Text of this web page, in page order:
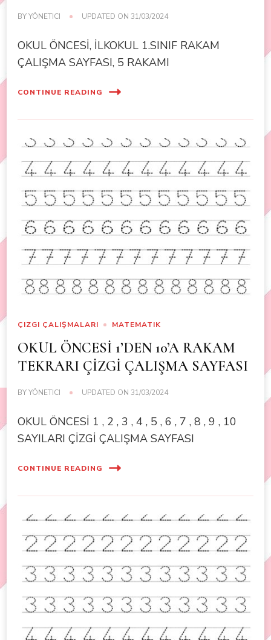
BYYÖNETICI UPDATED ON 31/03/2024
OKUL ÖNCESİ, İLKOKUL 1.SINIF RAKAM
ÇALIŞMA SAYFASI, 5 RAKAMI
CONTINUE READING
ÇIZGI ÇALIŞMALARI MATEMATIK
OKUL ÖNCESİ 1’DEN 10’A RAKAM
TEKRARI ÇİZGİ ÇALIŞMA SAYFASI
BYYÖNETICI UPDATED ON 31/03/2024
OKUL ÖNCESİ 1 , 2 , 3 , 4 , 5 , 6 , 7 , 8 , 9 , 10
SAYILARI ÇİZGİ ÇALIŞMA SAYFASI
CONTINUE READING